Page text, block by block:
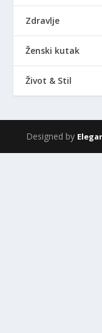
Zdravlje
Ženski kutak
Život & Stil
Designed by